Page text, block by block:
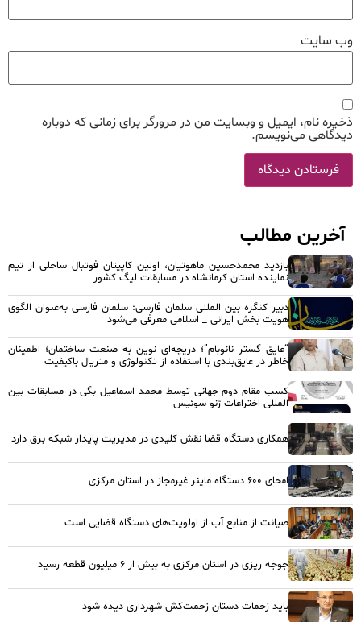
وب‌ سایت
ذخیره نام، ایمیل و وبسایت من در مرورگر برای زمانی که دوباره
دیدگاهی می‌نویسم.
آخرین مطالب
بازدید محمدحسین ماهوتیان، اولین کاپیتان فوتبال ساحلی از تیم
نماینده استان کرمانشاه در مسابقات لیگ کشور
دبیر کنگره بین المللی سلمان فارسی: سلمان فارسی به‌عنوان الگوی
هویت بخش ایرانی _ اسلامی معرفی می‌شود
“عایق گستر نانوبام”؛ دریچه‌ای نوین به صنعت ساختمان؛ اطمینان
خاطر در عایق‌بندی با استفاده از تکنولوژی و متریال باکیفیت
کسب مقام دوم جهانی توسط محمد اسماعیل بگی در مسابقات بین
المللی اختراعات ژنو سوئیس
همکاری دستگاه قضا نقش کلیدی در مدیریت پایدار شبکه برق دارد
امحای ۶۰۰ دستگاه ماینر غیرمجاز در استان مرکزی
صیانت از منابع آب از اولویت‌های دستگاه قضایی است
جوجه ریزی در استان مرکزی به بیش از ۶ میلیون قطعه رسید
باید زحمات دستان زحمت‌کش شهرداری دیده شود